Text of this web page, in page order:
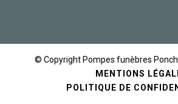
© Copyright Pompes funèbres
MENTIONS
POLITIQUE DE